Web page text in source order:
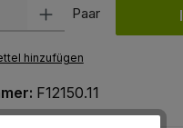
Gib den gewünschten
Paar
hinzufügen
F12150.11